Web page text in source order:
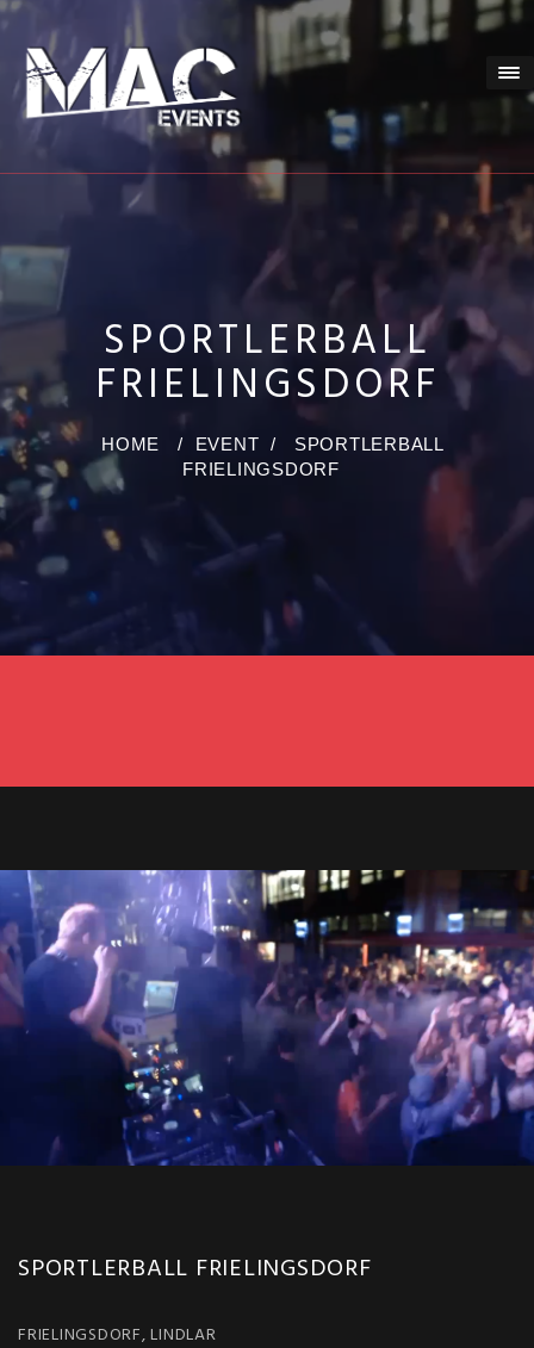
SPORTLERBALL
FRIELINGSDORF
HOME / EVENT /
SPORTLERBALL
FRIELINGSDORF
SPORTLERBALL FRIELINGSDORF
FRIELINGSDORF, LINDLAR